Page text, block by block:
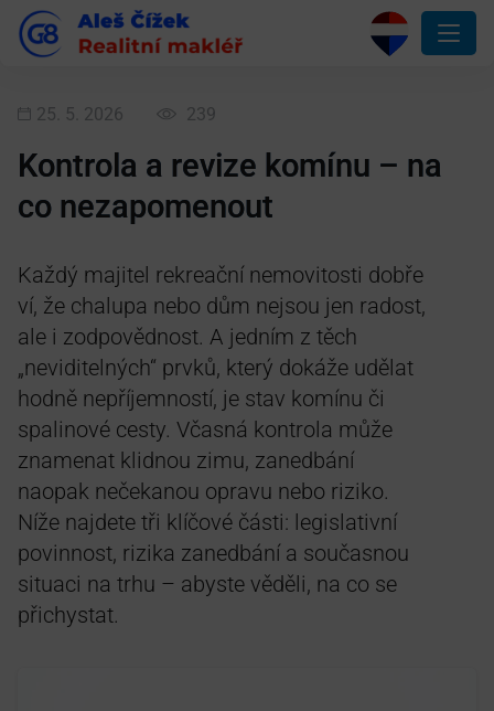
25. 5. 2026 239
Kontrola a revize komínu – na
co nezapomenout
Každý majitel rekreační nemovitosti dobře
ví, že chalupa nebo dům nejsou jen radost,
ale i zodpovědnost. A jedním z těch
„neviditelných“ prvků, který dokáže udělat
hodně nepříjemností, je stav komínu či
spalinové cesty. Včasná kontrola může
znamenat klidnou zimu, zanedbání
naopak nečekanou opravu nebo riziko.
Níže najdete tři klíčové části: legislativní
povinnost, rizika zanedbání a současnou
situaci na trhu – abyste věděli, na co se
přichystat.